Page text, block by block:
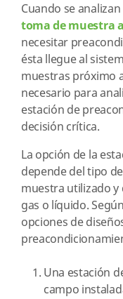
Cuando se
toma de muestra
necesitar
ésta llegue al
muestras próximo
necesario para
estación de
decisión crítica.
La opción de la
depende del tipo
muestra utilizado
gas o líquido.
opciones de
Una estación
campo